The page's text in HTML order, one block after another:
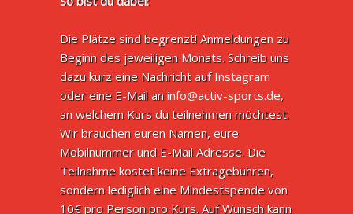
Die Plätze sind begrenzt! Anmeldungen zu
Beginn des jeweiligen Monats. Schreib uns
dazu kurz eine Nachricht aufInstagram
oder eine E-Mail aninfo@activ-sports.de,
an welchem Kurs du teilnehmen möchtest.
Wir brauchen euren Namen, eure
Mobilnummer und E-Mail Adresse. Die
Teilnahme kostet keine Extragebühren,
sondern lediglich eine Mindestspende von
10€ pro Person pro Kurs. Auf Wunsch kann